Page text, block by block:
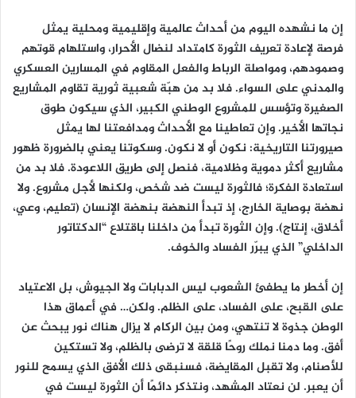
إن ما نشهده اليوم من أحداث عالمية وإقليمية ومحلية يمثل
فرصة لإعادة تعريف الثورة كامتداد لنضال الأحرار، واستلهام قوتهم
وصمودهم، ومواصلة الرباط والفعل المقاوم في المسارين العسكري
والمدني على السواء. فلا بد من هبّة شعبية ثورية تقاوم المشاريع
الصغيرة وتؤسس للمشروع الوطني الكبير، الذي سيكون طوق
نجاتها الأخير. وإن تعاطينا مع الأحداث ومدافعتنا لها يمثل
صيرورتنا التاريخية: نكون أو لا نكون. وسكوتنا يعني بالضرورة ظهور
مشاريع أكثر دموية وظلامية، فنصل إلى طريق اللاعودة. فلا بد من
استعادة الفكرة؛ فالثورة ليست ضد شخص، ولكنها لأجل مشروع. ولا
نهضة بوصاية الخارج، إذ تبدأ النهضة بنهضة الإنسان (تعليم، وعي،
أخلاق، إنتاج). وإن الثورة تبدأ من داخلنا باقتلاع “الدكتاتور
الداخلي” الذي يبرّر الفساد والخوف.
إن أخطر ما يطفئ الشعوب ليس الدبابات ولا الجيوش، بل الاعتياد
على القبح، على الفساد، على الظلم. ولكن… في أعماق هذا
الوطن جذوة لا تنتهي، ومن بين الركام لا يزال هناك نور يبحث عن
أفق. وما دمنا نملك روحًا قلقة لا ترضى بالظلم، ولا تستكين
للأصنام، ولا تقبل المقايضة، فسنبقى ذلك الأفق الذي يسمح للنور
أن يعبر. لن نعتاد المشهد، ونتذكر دائمًا أن الثورة ليست في